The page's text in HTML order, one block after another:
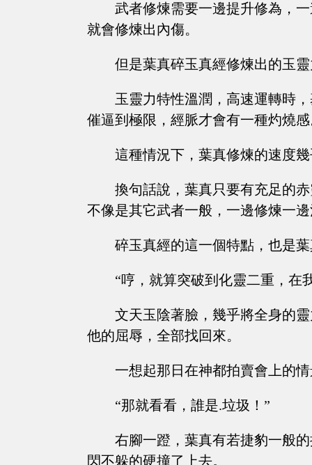
武者修煉需要一邊提升修為，
就會修煉出內傷。
但是葉真碎玉真經修煉出的玉
玉靈力特性溫潤，高速運轉時
催逼到極限，經脈才會有一種灼燒
這種情況下，葉真修煉的速度
換句話說，葉真只要有充足的
不像是其它武者一般，一邊修煉一
碎玉真經的這一個特點，也是
“哼，就算突破到化靈二重，在
文天玉陰著臉，幾乎將全身的
他的屈辱，全部找回來。
一想起那日在神都拍賣會上的
“那就看看，誰是.垃圾！”
右腳一蹬，葉真有若捷豹一般
閃不躲的硬撞了上去。